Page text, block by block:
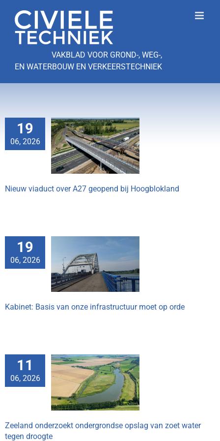
naar
inhoud
VAKBLAD VOOR GROND-, WEG-,
EN WATERBOUW EN VERKEERSTECHNIEK
19
06, 2026
over A27
bij
Nieuw viaduct over A27 geopend bij Hoogblokland
19
06, 2026
van onze
moet op
Kabinet: Basis van onze infrastructuur moet op orde
11
06, 2026
onderzoekt
opslag van
Zeeland onderzoekt ondergrondse opslag van zoet water
tegen droogte